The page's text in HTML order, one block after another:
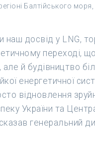
Балтійського
досвід у LNG,
переході,
але й будівництво
енергетичної
відновлення
України та
генеральний